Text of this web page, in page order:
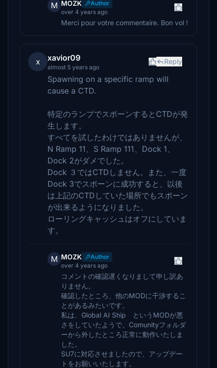
M MOZK
Author
over 4 years ago
Merci pour votre commentaire. Bon vol !
x xavior09
almost 5 years ago
Reply
Spawning on a specific ramp will
cause a CTD.
特定のランプでスポーンするとCTDが発
生します。
すべてを試したわけではありませんが、
N Ramp 11、S Ramp 111、Dock 1、
Dock 2がダメでした。
Dock ３ではCTDしません。また、一度
Dock 3でスポーンに成功すると、以後
は上記のCTDしていた場所でもスポーン
が出来るようになりました。
ローリングキャッシュはオフにしていま
す。
M MOZK
Author
over 4 years ago
コメントの確認遅くなりまして申し訳あ
りません。
確認したところ、他のMODに干渉するこ
とがあるみたいです。
私は、Global AI Ship というMODが悪
さをしていたようで、Comunityフォルダ
ーから外したところ正常に動作いたしま
した。
SU7に対応させましたので、アップデー
トをお願いいたします。